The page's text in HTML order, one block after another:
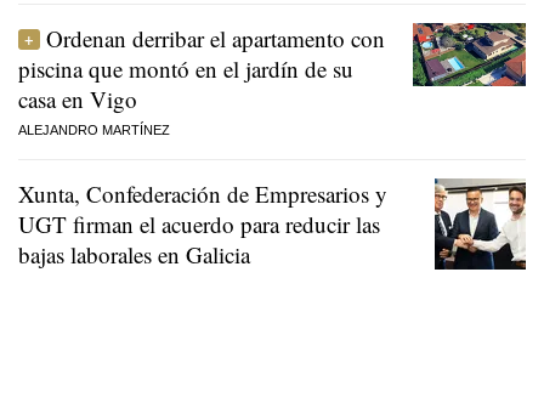
Ordenan derribar el apartamento con
piscina que montó en el jardín de su
casa en Vigo
ALEJANDRO MARTÍNEZ
Xunta, Confederación de Empresarios y
UGT firman el acuerdo para reducir las
bajas laborales en Galicia